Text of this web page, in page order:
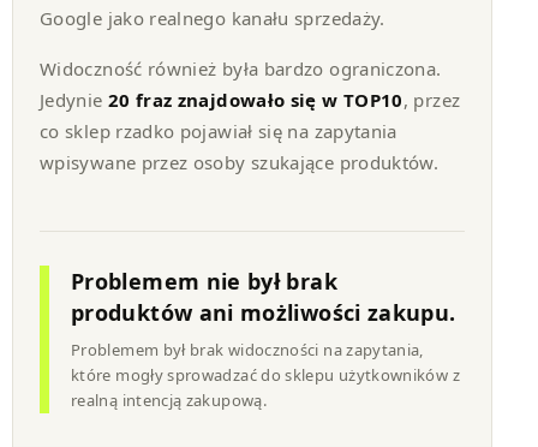
Google jako realnego kanału sprzedaży.
Widoczność również była bardzo ograniczona.
Jedynie 20 fraz znajdowało się w TOP10, przez
co sklep rzadko pojawiał się na zapytania
wpisywane przez osoby szukające produktów.
Problemem nie był brak
produktów ani możliwości zakupu.
Problemem był brak widoczności na zapytania,
które mogły sprowadzać do sklepu użytkowników z
realną intencją zakupową.